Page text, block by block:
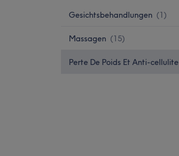
Gesichtsbehandlungen (1)
Massagen (15)
Perte De Poids Et Anti-cellulite